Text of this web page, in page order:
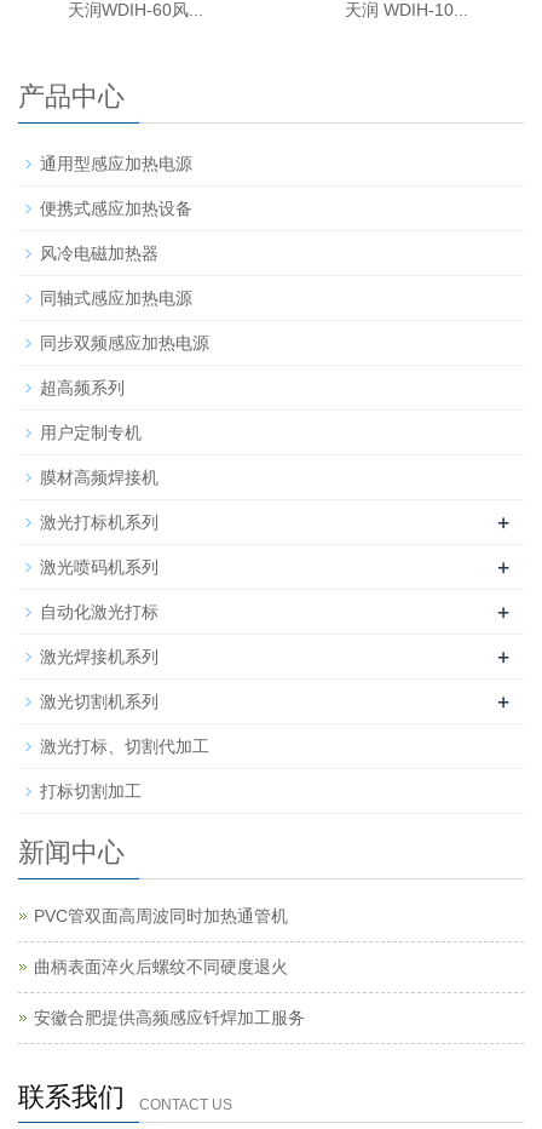
天润WDIH-60风... 天润 WDIH-10...
产品中心
通用型感应加热电源
便携式感应加热设备
风冷电磁加热器
同轴式感应加热电源
同步双频感应加热电源
超高频系列
用户定制专机
膜材高频焊接机
激光打标机系列 +
激光喷码机系列 +
自动化激光打标 +
激光焊接机系列 +
激光切割机系列 +
激光打标、切割代加工
打标切割加工
新闻中心
PVC管双面高周波同时加热通管机
曲柄表面淬火后螺纹不同硬度退火
安徽合肥提供高频感应钎焊加工服务
联系我们 CONTACT US